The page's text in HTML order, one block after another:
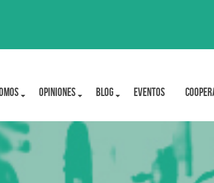
OPINIONES BLOG Eventos